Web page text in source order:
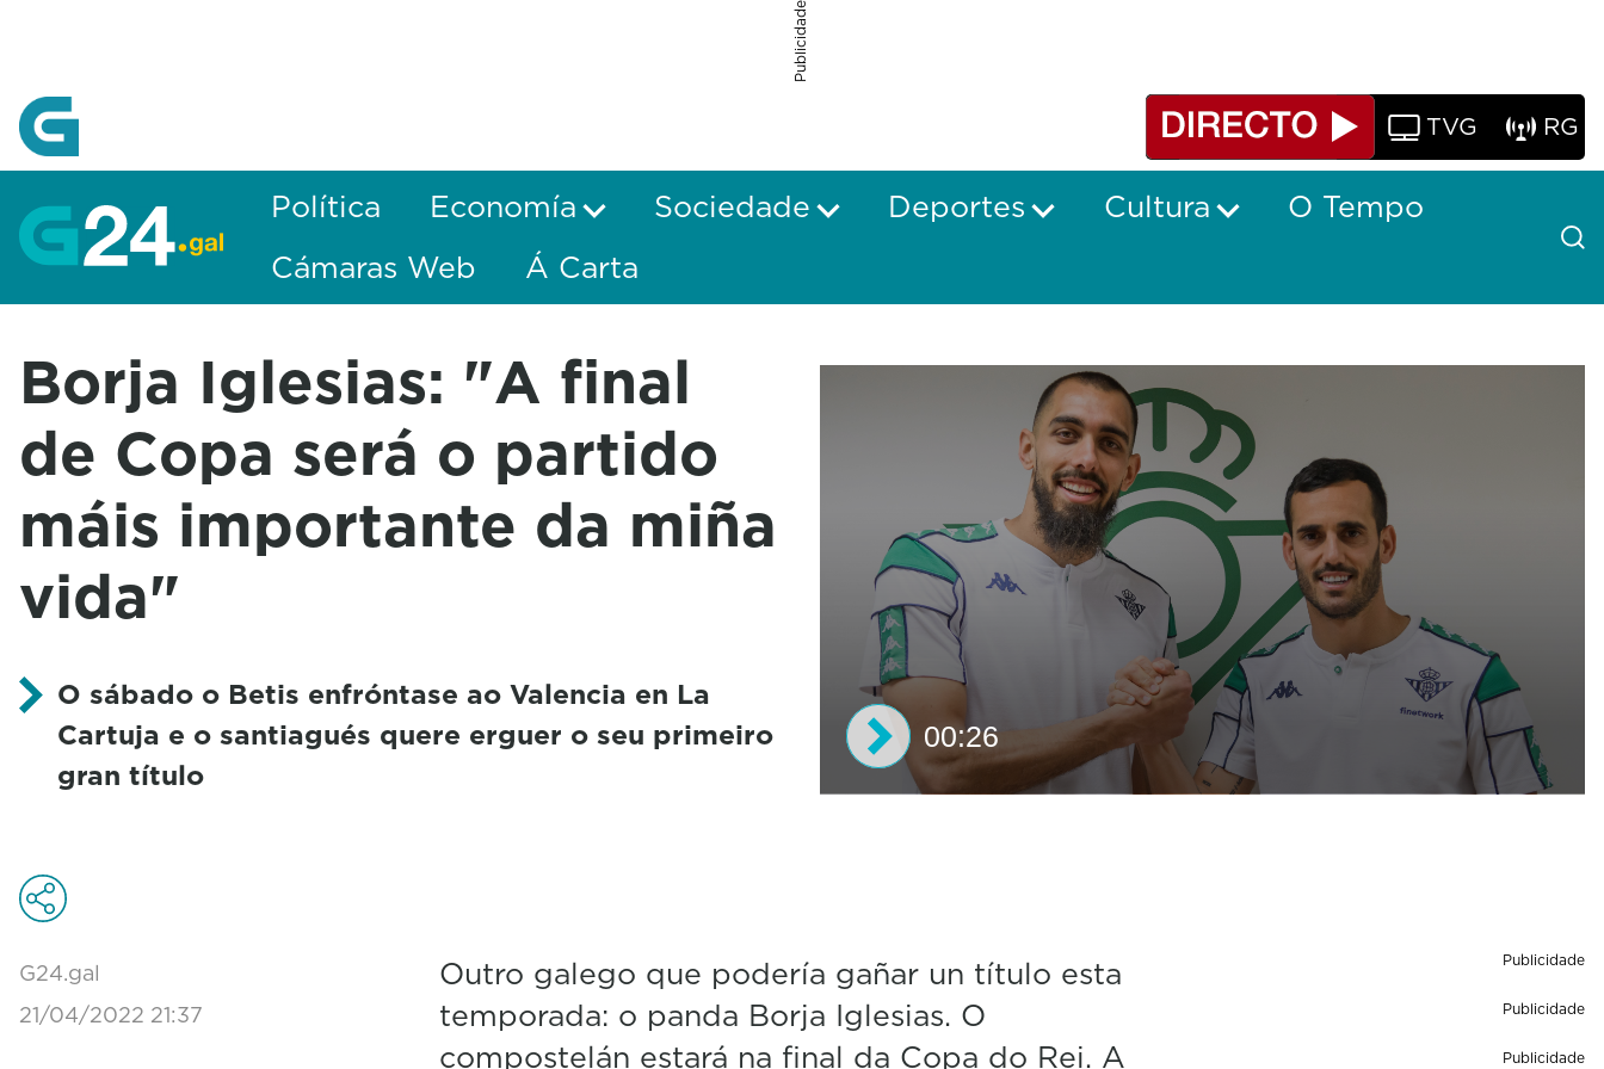
Publicidade
TVG RG
Política Economía Sociedade Deportes Cultura
O Tempo
Cámaras Web
Á Carta
Borja Iglesias: "A final
de Copa será o partido
máis importante da miña
vida"
O sábado o Betis enfróntase ao Valencia en La
Cartuja e o santiagués quere erguer o seu primeiro
gran título
o
f
2
6
00:26
G24.gal
21/04/2022 21:37
Outro galego que podería gañar un título esta
temporada: o panda Borja Iglesias. O
compostelán estará na final da Copa do Rei. A
Publicidade
Publicidade
Publicidade